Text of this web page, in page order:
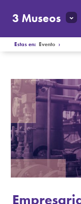
3 Museos
Estas en:Evento ›